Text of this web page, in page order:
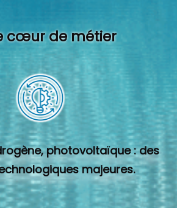
cœur de métier
photovoltaïque : des
majeures.